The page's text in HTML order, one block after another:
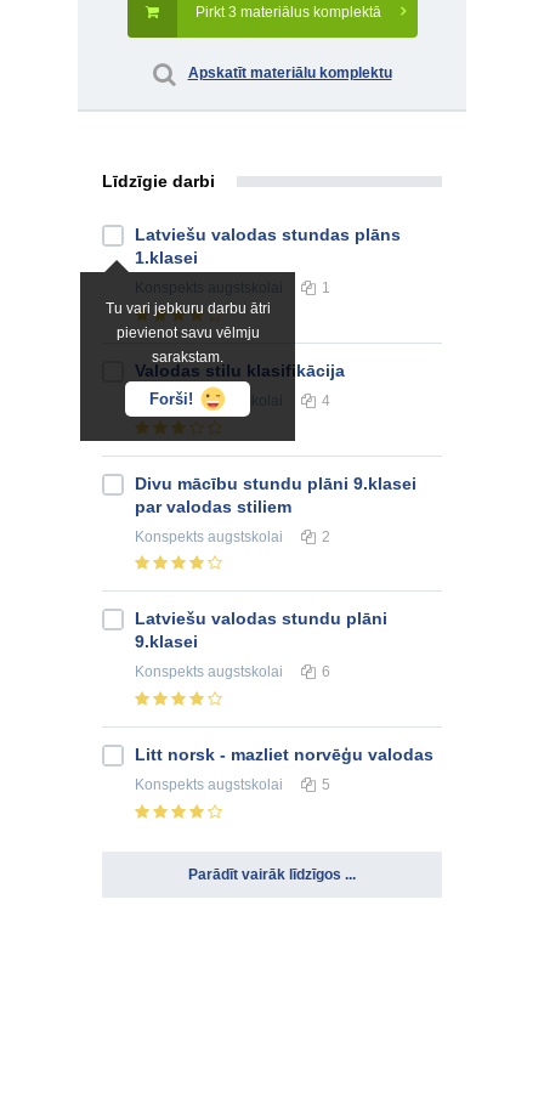
Pirkt 3 materiālus komplektā
Apskatīt materiālu komplektu
Līdzīgie darbi
Tu vari jebkuru darbu ātri
pievienot savu vēlmju
sarakstam.
Forši!
Latviešu valodas stundas plāns
1.klasei
1
Valodas stilu klasifikācija
Konspektsaugstskolai 4
Divu mācību stundu plāni 9.klasei
par valodas stiliem
Konspekts augstskolai 2
Latviešu valodas stundu plāni
9.klasei
Konspekts augstskolai 6
Litt norsk - mazliet norvēģu valodas
Konspekts augstskolai 5
Parādīt vairāk līdzīgos ...